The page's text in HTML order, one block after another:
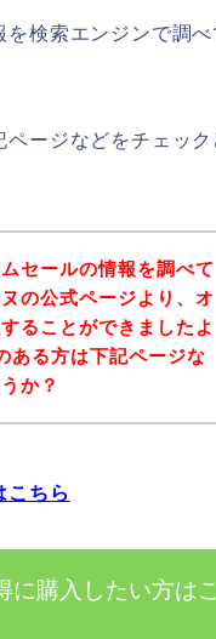
検索エンジンで調
ージなどをチェッ
セールの情報を調べて
の公式ページより、オ
ることができましたよ
ある方は下記ページな
か？
こちら
に購入したい方はこ